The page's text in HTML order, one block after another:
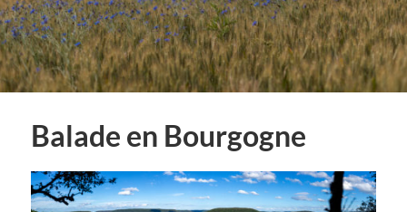
Balade en Bourgogne